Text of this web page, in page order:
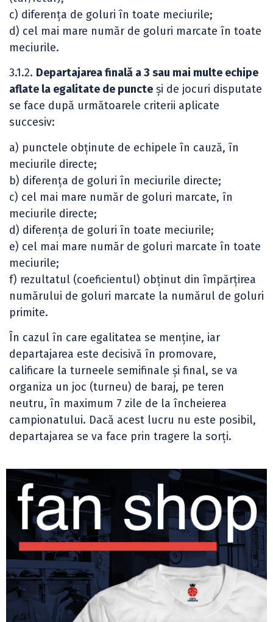
c) diferența de goluri în toate meciurile;
d) cel mai mare număr de goluri marcate în toate
meciurile.
3.1.2. Departajarea finală a 3 sau mai multe echipe
aflate la egalitate de puncte și de jocuri disputate
se face după următoarele criterii aplicate
succesiv:
a) punctele obținute de echipele în cauză, în
meciurile directe;
b) diferența de goluri în meciurile directe;
c) cel mai mare număr de goluri marcate, în
meciurile directe;
d) diferența de goluri în toate meciurile;
e) cel mai mare număr de goluri marcate în toate
meciurile;
f) rezultatul (coeficientul) obținut din împărțirea
numărului de goluri marcate la numărul de goluri
primite.
În cazul în care egalitatea se menține, iar
departajarea este decisivă în promovare,
calificare la turneele semifinale și final, se va
organiza un joc (turneu) de baraj, pe teren
neutru, în maximum 7 zile de la încheierea
campionatului. Dacă acest lucru nu este posibil,
departajarea se va face prin tragere la sorți.